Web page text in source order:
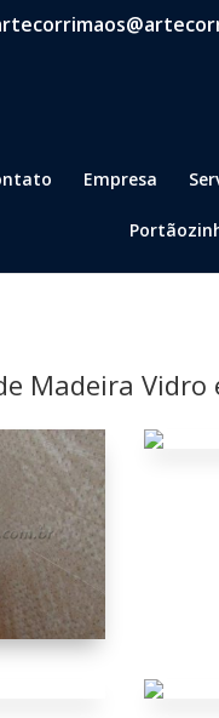
Empresa
Madeira Vidro